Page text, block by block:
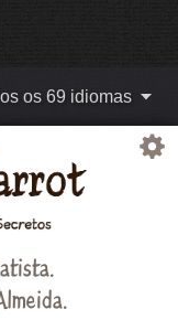
os 69 idiomas
.